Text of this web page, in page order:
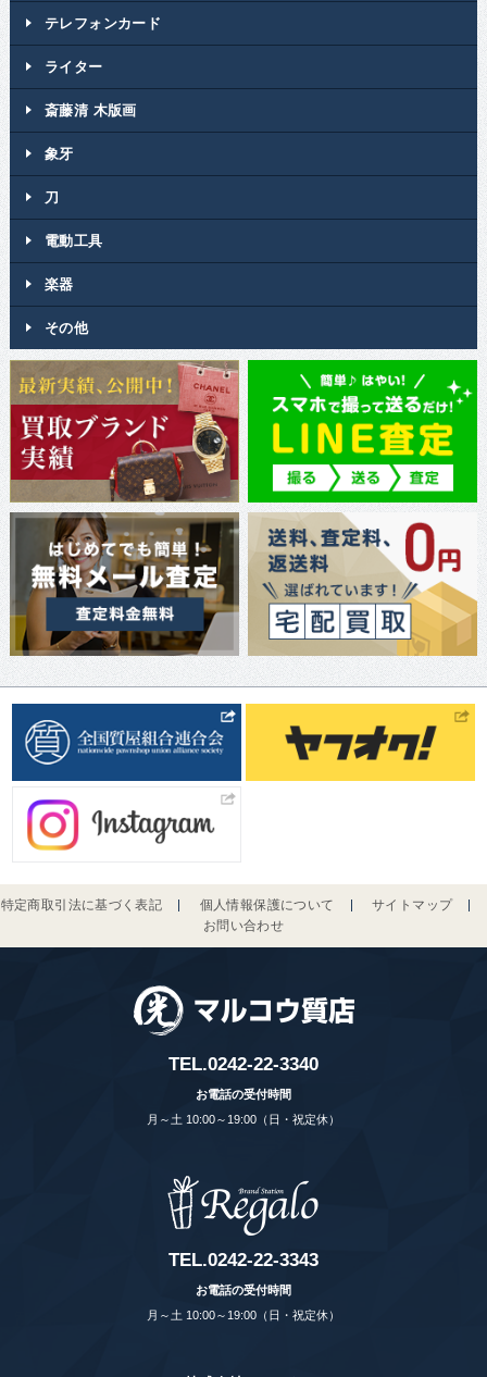
テレフォンカード
ライター
斎藤清 木版画
象牙
刀
電動工具
楽器
その他
特定商取引法に基づく表記 個人情報保護について
サイトマップ
お問い合わせ
TEL.0242-22-3340
お電話の受付時間
月～土 10:00～19:00（日・祝定休）
TEL.0242-22-3343
お電話の受付時間
月～土 10:00～19:00（日・祝定休）